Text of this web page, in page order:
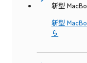
新型
新型
ら